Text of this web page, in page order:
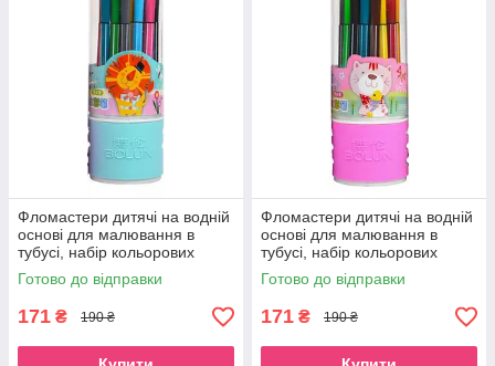
Фломастери дитячі на водній
основі для малювання в
тубусі, набір кольорових
фломастерів 24 кольори для
школи
Готово до відправки
171 ₴ 190 ₴
Фломастери дитячі на водній
основі для малювання в
тубусі, набір кольорових
фломастерів 24 кольори для
школи
Готово до відправки
171 ₴ 190 ₴